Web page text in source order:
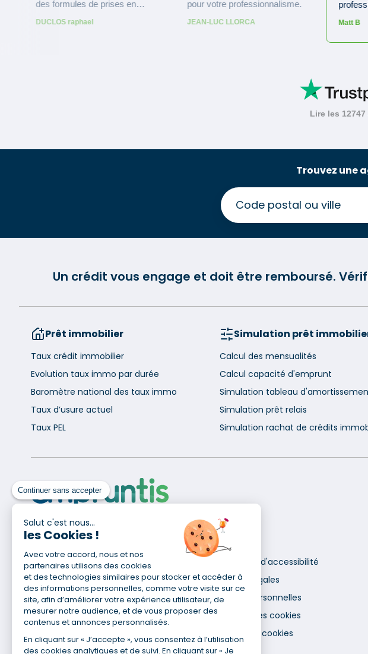
Continuer sans accepter
Salut c'est nous...
les Cookies !
Avec votre accord, nous et nos
partenaires utilisons des cookies
et des technologies similaires pour stocker et accéder à
des informations personnelles, comme votre visite sur ce
site, afin d’améliorer votre expérience utilisateur, de
mesurer notre audience, et de vous proposer des
contenus et annonces personnalisés.
En cliquant sur « J’accepte », vous consentez à l’utilisation
des cookies analytiques et de suivi. En cliquant sur « Je
Trouvez une
Un crédit vous engage et doit être remboursé.
Prêt immobilier
Taux crédit immobilier
Evolution taux immo par durée
Baromètre national des taux immo
Taux d’usure actuel
Taux PEL
Simulation prêt
Calcul des mensualités
Calcul capacité d'emprunt
Simulation tableau
Simulation prêt relais
Simulation rachat de crédits
Pour en savoir plus
Qui sommes-nous ?
Site du Groupe
Nos agences
Nous contacter
Recrutement
Déclaration d'accessibilité
Mentions légales
Données personnelles
Utilisation des cookies
Gestion des cookies